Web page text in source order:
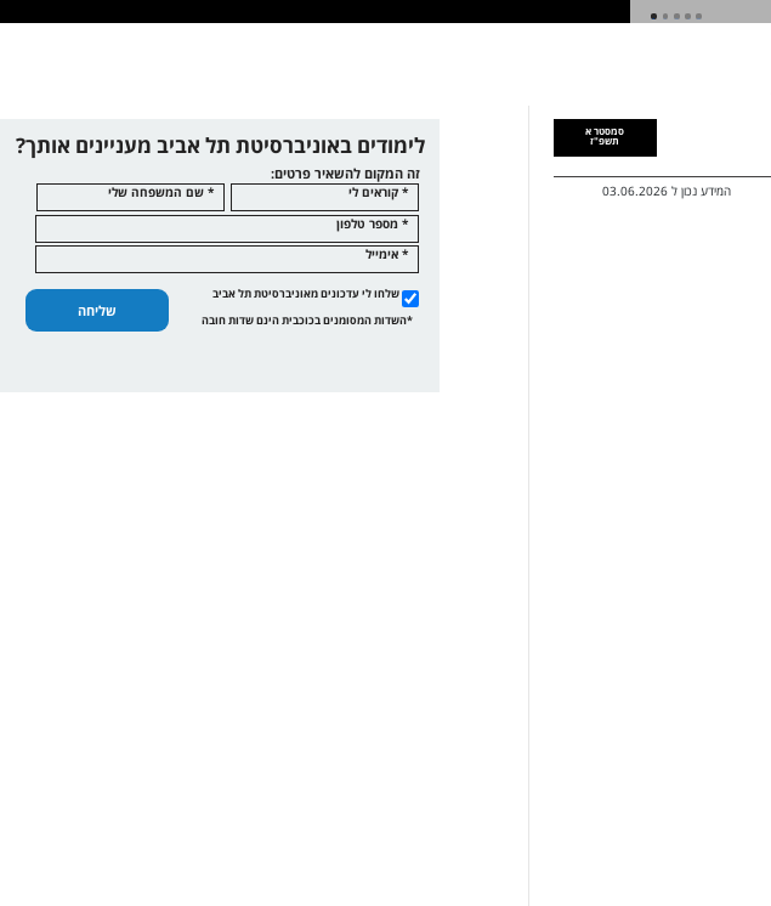
1 2 3 4 5
סמסטר א
תשפ"ז
המידע נכון ל 03.06.2026
לימודים באוניברסיטת תל אביב מעניינים אותך?
זה המקום להשאיר פרטים:
* קוראים לי
* שם המשפחה שלי
* מספר טלפון
* אימייל
שלחו לי עדכונים מאוניברסיטת תל אביב
שליחה
*השדות המסומנים בכוכבית הינם שדות חובה